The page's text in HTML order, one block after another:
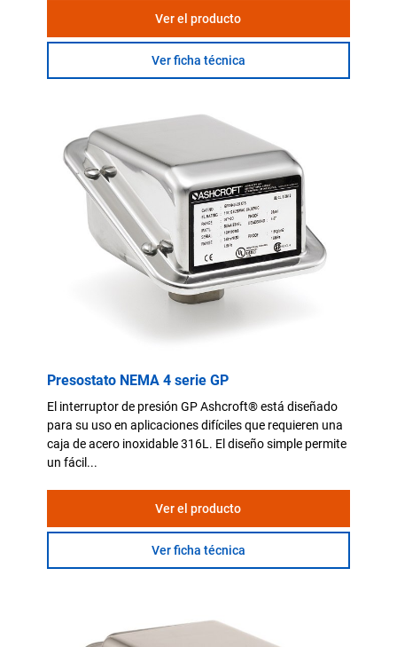
Ver el producto
Ver ficha técnica
Presostato NEMA 4 serie GP
El interruptor de presión GP Ashcroft® está diseñado
para su uso en aplicaciones difíciles que requieren una
caja de acero inoxidable 316L. El diseño simple permite
un fácil...
Ver el producto
Ver ficha técnica